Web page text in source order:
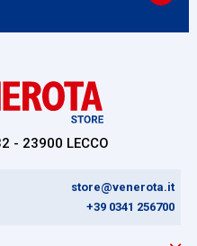
- 23900 LECCO
store@venerota.it
+39 0341 256700